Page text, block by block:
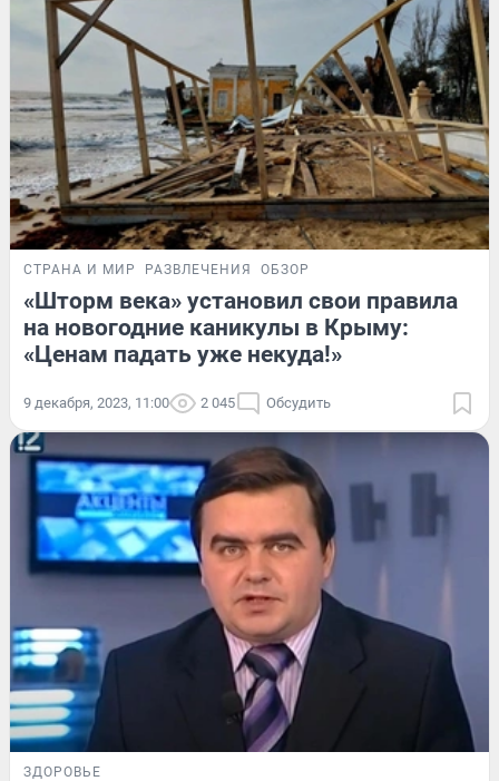
СТРАНА И МИР РАЗВЛЕЧЕНИЯ ОБЗОР
«Шторм века» установил свои правила
на новогодние каникулы в Крыму:
«Ценам падать уже некуда!»
9 декабря, 2023, 11:00 2 045 Обсудить
ЗДОРОВЬЕ